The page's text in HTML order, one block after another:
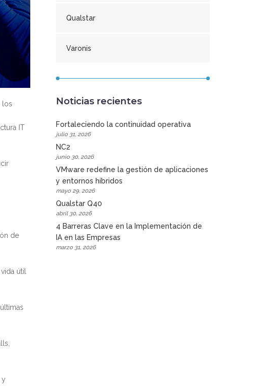
los
IT
de
útil
y
Qualstar
Varonis
Noticias recientes
Fortaleciendo la continuidad operativa
julio 31, 2026
NC2
junio 30, 2026
VMware redefine la gestión de aplicaciones
y entornos híbridos
mayo 29, 2026
Qualstar Q40
abril 30, 2026
4 Barreras Clave en la Implementación de
IA en las Empresas
marzo 31, 2026